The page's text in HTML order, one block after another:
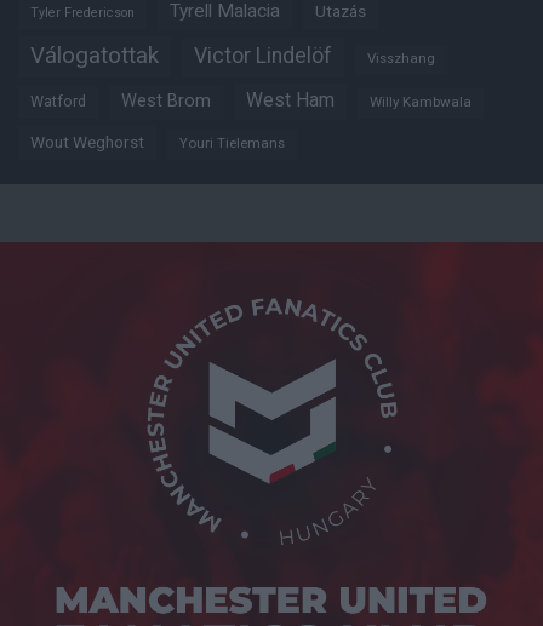
Tyler Fredericson Tyrell Malacia Utazás
Válogatottak Victor Lindelöf Visszhang
Watford West Brom West Ham Willy Kambwala
Wout Weghorst Youri Tielemans